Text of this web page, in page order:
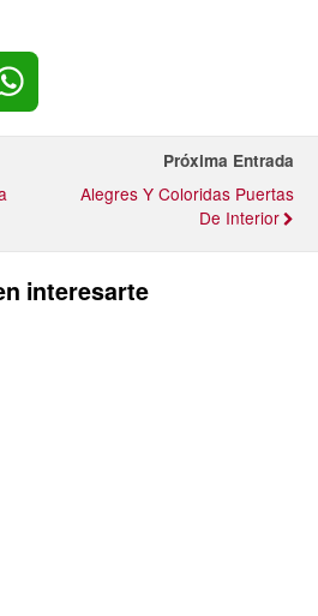
Próxima Entrada
Alegres Y Coloridas Puertas
De Interior
interesarte